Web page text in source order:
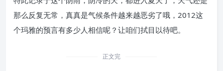
那么反复无常，真真是气候条件越来越恶劣了哦，2012这
个玛雅的预言有多少人相信呢？让咱们拭目以待吧。
正文完